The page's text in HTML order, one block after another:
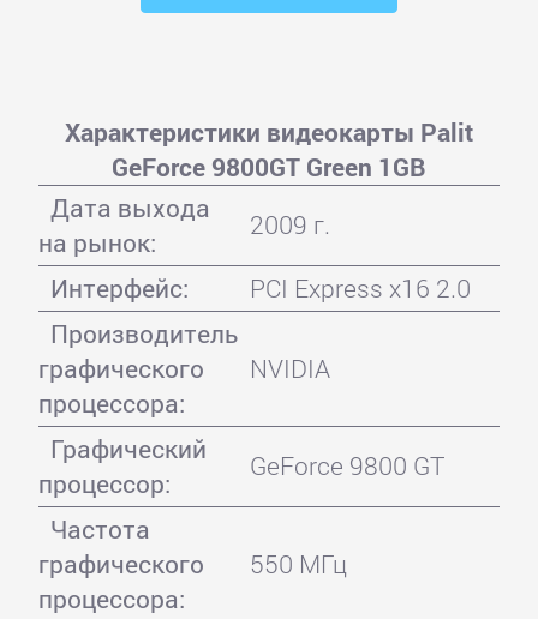
Характеристики видеокарты Palit
GeForce 9800GT Green 1GB
Дата выхода
на рынок:
2009 г.
Интерфейс:
PCI Express x16 2.0
Производитель
графического
процессора:
NVIDIA
Графический
процессор:
GeForce 9800 GT
Частота
графического
процессора:
550 МГц